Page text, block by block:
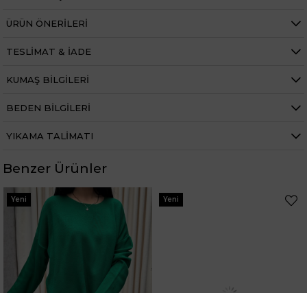
Manken ölçüleri ise;
Boy 1.68 cm
ÜRÜN ÖNERILERI
TESLIMAT & İADE
KUMAŞ BILGILERI
BEDEN BILGILERI
YIKAMA TALIMATI
Benzer Ürünler
Yeni Yeni